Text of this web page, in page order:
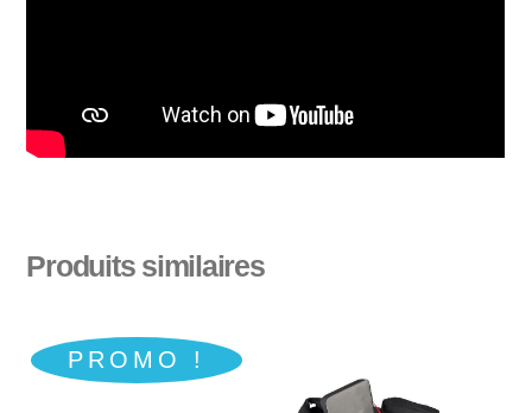
Produits similaires
PROMO !